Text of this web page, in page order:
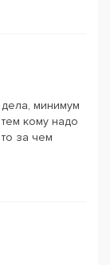
минимум
кому надо
за чем